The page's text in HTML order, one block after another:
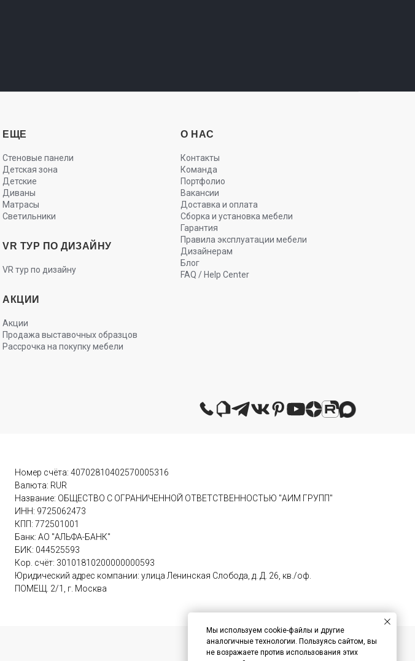
ЕЩЕ
Стеновые панели
Детская зона
Детские
Диваны
Матрасы
Светильники
VR ТУР ПО ДИЗАЙНУ
VR тур по дизайну
АКЦИИ
Акции
Продажа выставочных образцов
Рассрочка на покупку мебели
О НАС
Контакты
Команда
Портфолио
Вакансии
Доставка и оплата
Сборка и установка мебели
Гарантия
Правила эксплуатации мебели
Дизайнерам
Блог
FAQ / Help Center
Номер счёта: 40702810402570005316
Валюта: RUR
Название: ОБЩЕСТВО С ОГРАНИЧЕННОЙ ОТВЕТСТВЕННОСТЬЮ "АИМ ГРУПП"
ИНН: 9725062473
КПП: 772501001
Банк: АО "АЛЬФА-БАНК"
БИК: 044525593
Кор. счёт: 30101810200000000593
Юридический адрес компании: улица Ленинская Слобода, д. Д. 26, кв./оф.
ПОМЕЩ. 2/1, г. Москва
Мы используем cookie-файлы и другие
аналогичные технологии. Пользуясь сайтом, вы
не возражаете против использования этих